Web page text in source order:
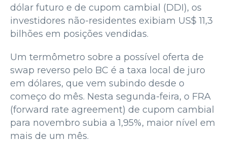
dólar futuro e de cupom cambial (DDI), os
investidores não-residentes exibiam US$ 11,3
bilhões em posições vendidas.
Um termômetro sobre a possível oferta de
swap reverso pelo BC é a taxa local de juro
em dólares, que vem subindo desde o
começo do mês. Nesta segunda-feira, o FRA
(forward rate agreement) de cupom cambial
para novembro subia a 1,95%, maior nível em
mais de um mês.